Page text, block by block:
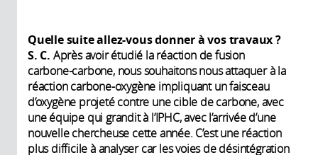
Quelle suite allez-vous donner à vos travaux ?
S. C. Après avoir étudié la réaction de fusion
carbone-carbone, nous souhaitons nous attaquer à la
réaction carbone-oxygène impliquant un faisceau
d’oxygène projeté contre une cible de carbone, avec
une équipe qui grandit à l’IPHC, avec l’arrivée d’une
nouvelle chercheuse cette année. C’est une réaction
plus difficile à analyser car les voies de désintégration